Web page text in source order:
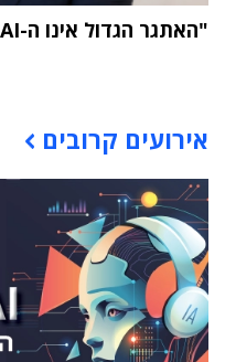
"האתגר הגדול אינו ה-AI אלא הטמעתה בארגון"
אירועים קרובים